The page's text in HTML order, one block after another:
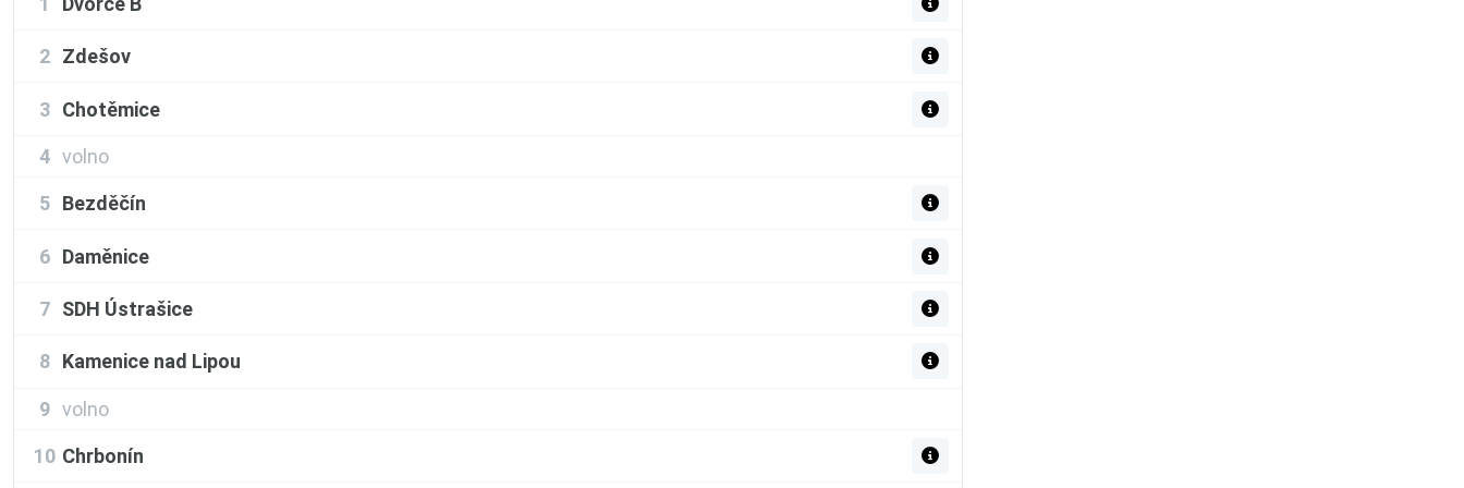
2 Zdešov
3 Chotěmice
4 volno
5 Bezděčín
6 Daměnice
7 SDH Ústrašice
8 Kamenice nad Lipou
9 volno
10 Chrbonín